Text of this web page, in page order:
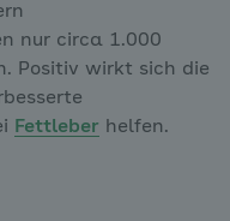
nur circa 1.000
Positiv wirkt sich die
Fettleber helfen.